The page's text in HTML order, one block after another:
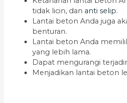
tidak licin, dan anti selip.
Lantai beton Anda juga
benturan.
Lantai beton Anda
yang lebih lama.
Dapat mengurangi
Menjadikan lantai beton